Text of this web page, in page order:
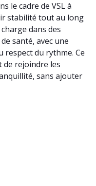
le cadre de VSL à
stabilité tout au long
dans des
santé, avec une
du rythme. Ce
de rejoindre les
sans ajouter